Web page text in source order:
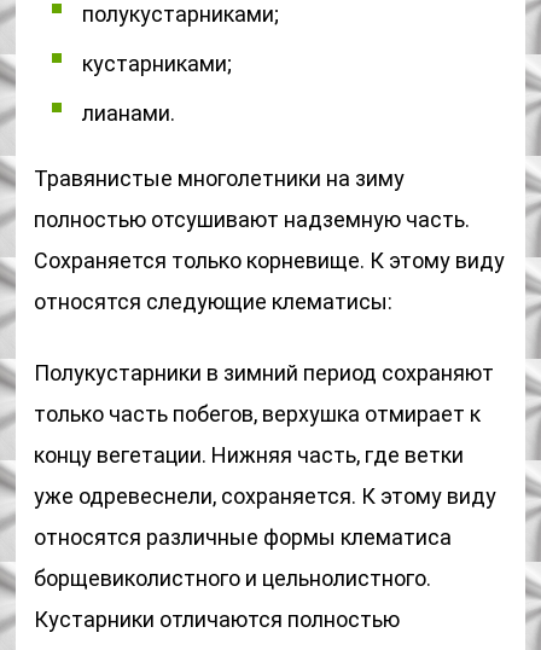
полукустарниками;
кустарниками;
лианами.
Травянистые многолетники на зиму
полностью отсушивают надземную часть.
Сохраняется только корневище. К этому виду
относятся следующие клематисы:
Полукустарники в зимний период сохраняют
только часть побегов, верхушка отмирает к
концу вегетации. Нижняя часть, где ветки
уже одревеснели, сохраняется. К этому виду
относятся различные формы клематиса
борщевиколистного и цельнолистного.
Кустарники отличаются полностью